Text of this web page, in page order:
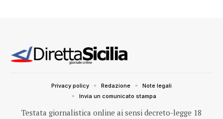
Testata giornalistica online ai sensi decreto-legge 18
Privacy policy Redazione
Note legali
Invia un comunicato stampa